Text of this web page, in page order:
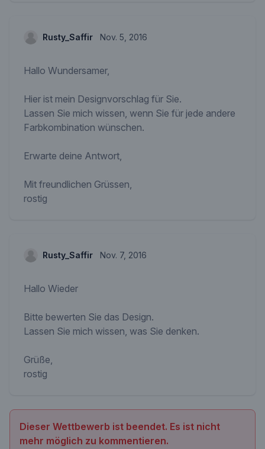
Rusty_Saffir Nov. 5, 2016
Hallo Wundersamer,
Hier ist mein Designvorschlag für Sie.
Lassen Sie mich wissen, wenn Sie für jede andere
Farbkombination wünschen.
Erwarte deine Antwort,
Mit freundlichen Grüssen,
rostig
Rusty_Saffir Nov. 7, 2016
Hallo Wieder
Bitte bewerten Sie das Design.
Lassen Sie mich wissen, was Sie denken.
Grüße,
rostig
Dieser Wettbewerb ist beendet. Es ist nicht
mehr möglich zu kommentieren.